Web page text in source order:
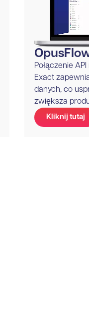
Połączenie
Exact
danych, co
zwiększa
Kliknij tutaj